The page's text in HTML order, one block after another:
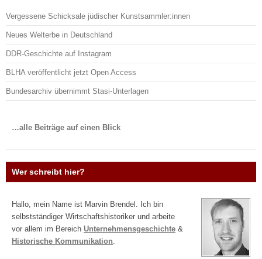
Vergessene Schicksale jüdischer Kunstsammler:innen
Neues Welterbe in Deutschland
DDR-Geschichte auf Instagram
BLHA veröffentlicht jetzt Open Access
Bundesarchiv übernimmt Stasi-Unterlagen
…alle Beiträge auf einen Blick
Wer schreibt hier?
Hallo, mein Name ist Marvin Brendel. Ich bin
selbstständiger Wirtschaftshistoriker und arbeite
vor allem im Bereich Unternehmensgeschichte &
Historische Kommunikation